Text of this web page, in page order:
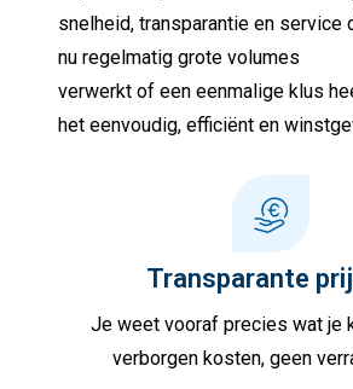
snelheid, transparantie en service
nu regelmatig grote volumes
verwerkt of een eenmalige klus
het eenvoudig, efficiënt en
Transparante
Je weet vooraf precies wat je
verborgen kosten, geen